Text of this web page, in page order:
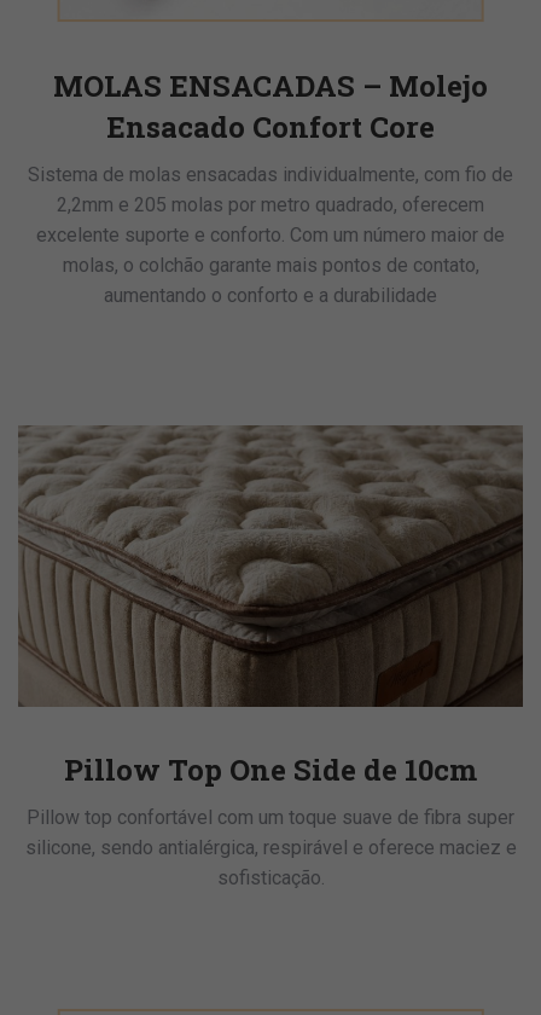
MOLAS ENSACADAS – Molejo
Ensacado Confort Core
Sistema de molas ensacadas individualmente, com fio de
2,2mm e 205 molas por metro quadrado, oferecem
excelente suporte e conforto. Com um número maior de
molas, o colchão garante mais pontos de contato,
aumentando o conforto e a durabilidade
Pillow Top One Side de 10cm
Pillow top confortável com um toque suave de fibra super
silicone, sendo antialérgica, respirável e oferece maciez e
sofisticação.